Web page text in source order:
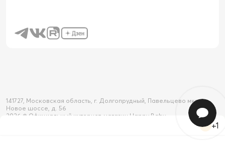
+1
141727, Московская область, г. Долгопрудный, Павельцево мкр-н,
Новое шоссе, д. 56
2026 © Официальный интернет-магазин Happy Baby